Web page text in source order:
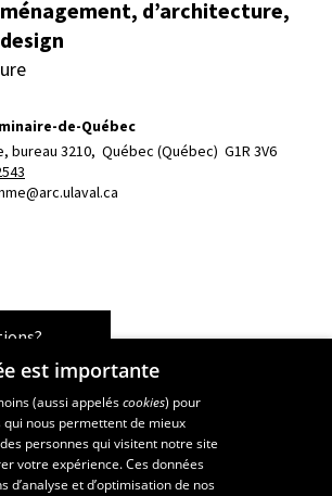
d’architecture,
de-Québec
bureau 3210, Québec (Québec)  G1R 3V6
Instagram
sur YouTube
du territoire et de développement
est importante
(aussi appeléscookies) pour
nous permettent de mieux
personnes qui visitent notre site
votre expérience. Ces données
d’analyse et d’optimisation de nos